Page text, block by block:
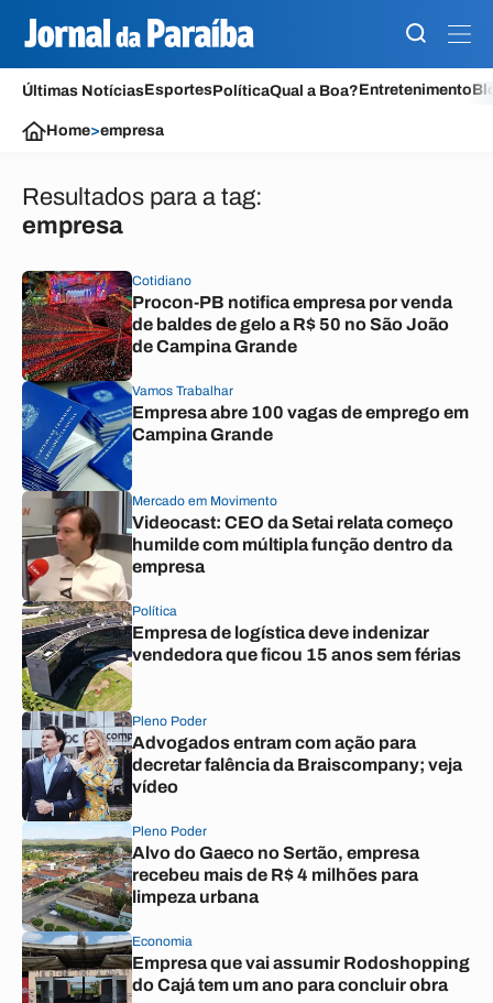
Últimas NotíciasEsportesPolíticaQual a Boa?Entretenimento
Home>empresa
Resultados para a tag:
empresa
Cotidiano
Procon-PB notifica empresa por venda
de baldes de gelo a R$ 50 no São João
de Campina Grande
Vamos Trabalhar
Empresa abre 100 vagas de emprego em
Campina Grande
Mercado em Movimento
Videocast: CEO da Setai relata começo
humilde com múltipla função dentro da
empresa
Política
Empresa de logística deve indenizar
vendedora que ficou 15 anos sem férias
Pleno Poder
Advogados entram com ação para
decretar falência da Braiscompany; veja
vídeo
Pleno Poder
Alvo do Gaeco no Sertão, empresa
recebeu mais de R$ 4 milhões para
limpeza urbana
Economia
Empresa que vai assumir Rodoshopping
do Cajá tem um ano para concluir obra